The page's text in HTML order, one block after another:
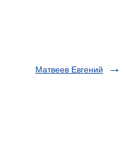
Матвеев Евгений